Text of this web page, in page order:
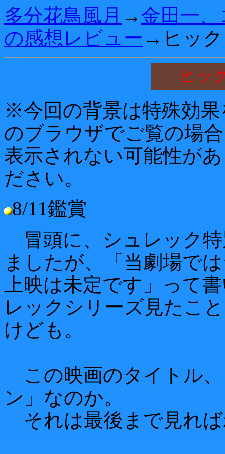
多分花鳥風月 → 金田一
の感想レビュー →ヒッ
ヒッ
※今回の背景は特殊効
のブラウザでご覧の場
表示されない可能性が
ださい。
8/11鑑賞
冒頭に、シュレック
ましたが、「当劇場で
上映は未定です」って
レックシリーズ見たこ
けども。
この映画のタイトル
ン」なのか。
それは最後まで見れ